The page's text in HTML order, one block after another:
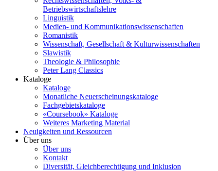
Betriebswirtschaftslehre
Linguistik
Medien- und Kommunikationswissenschaften
Romanistik
Wissenschaft, Gesellschaft & Kulturwissenschaften
Slawistik
Theologie & Philosophie
Peter Lang Classics
Kataloge
Kataloge
Monatliche Neuerscheinungskataloge
Fachgebietskataloge
«Coursebook» Kataloge
Weiteres Marketing Material
Neuigkeiten und Ressourcen
Über uns
Über uns
Kontakt
Diversität, Gleichberechtigung und Inklusion